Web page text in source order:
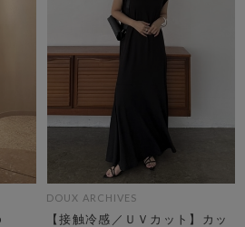
DOUX ARCHIVES
【接触冷感／ＵＶカット】カッ